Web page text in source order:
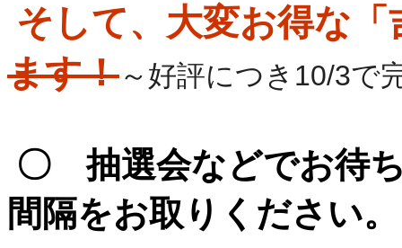
そして、大変お得な
ます！～好評につき10/3で
〇 抽選会などでお待
間隔をお取りください。